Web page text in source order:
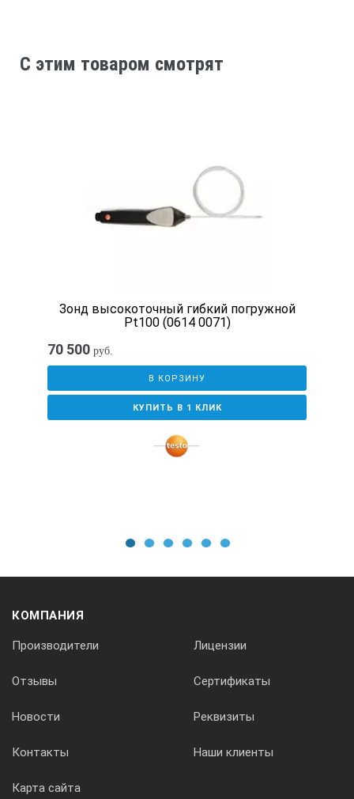
C этим товаром смотрят
Зонд высокоточный гибкий погружной
Pt100 (0614 0071)
70 500 руб.
В КОРЗИНУ
КУПИТЬ В 1 КЛИК
КОМПАНИЯ
Производители Лицензии
Отзывы Сертификаты
Новости Реквизиты
Контакты Наши клиенты
Карта сайта